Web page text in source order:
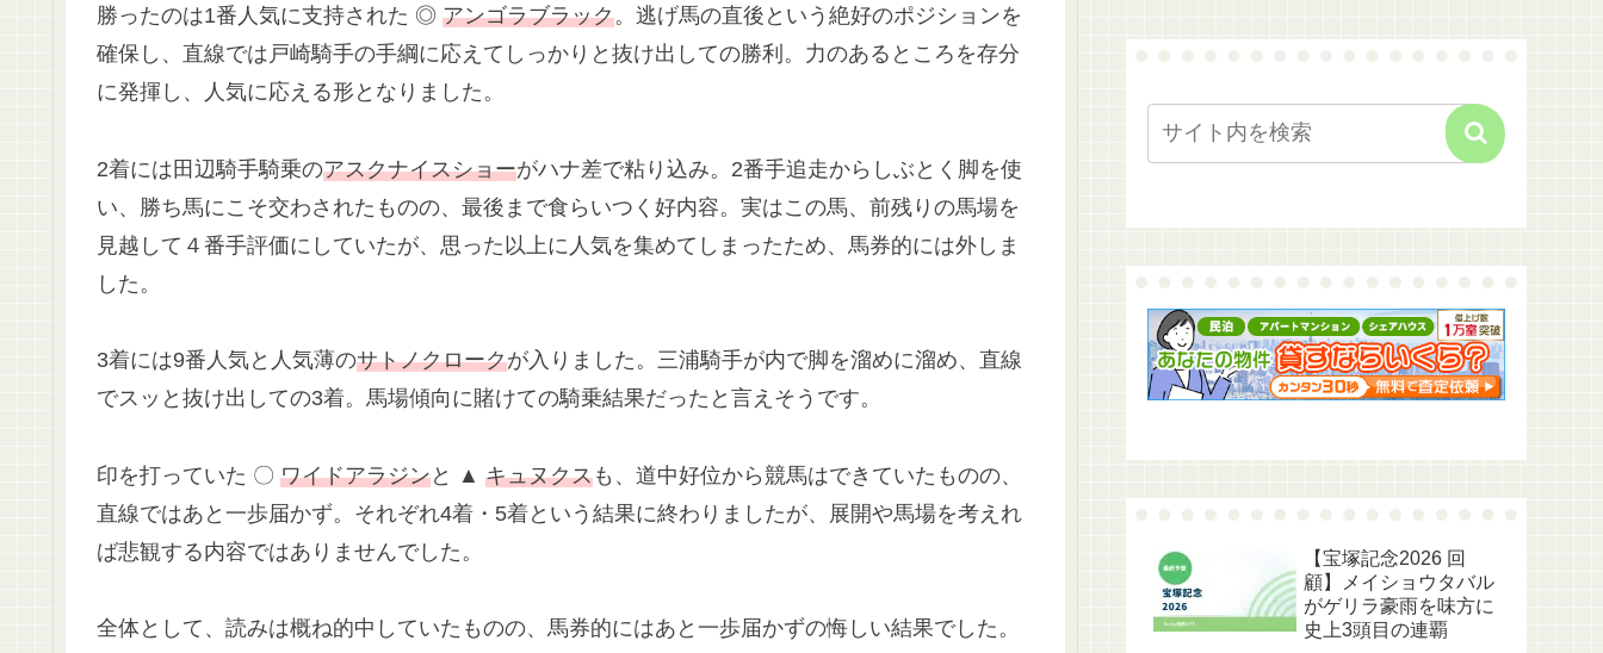
勝ったのは1番人気に支持された ◎ アンゴラブラック。逃げ馬の直後という絶好のポジションを
確保し、直線では戸崎騎手の手綱に応えてしっかりと抜け出しての勝利。力のあるところを存分
に発揮し、人気に応える形となりました。
2着には田辺騎手騎乗のアスクナイスショーがハナ差で粘り込み。2番手追走からしぶとく脚を使
い、勝ち馬にこそ交わされたものの、最後まで食らいつく好内容。実はこの馬、前残りの馬場を
見越して４番手評価にしていたが、思った以上に人気を集めてしまったため、馬券的には外しま
した。
3着には9番人気と人気薄のサトノクロークが入りました。三浦騎手が内で脚を溜めに溜め、直線
でスッと抜け出しての3着。馬場傾向に賭けての騎乗結果だったと言えそうです。
印を打っていた 〇 ワイドアラジンと ▲ キュヌクスも、道中好位から競馬はできていたものの、
直線ではあと一歩届かず。それぞれ4着・5着という結果に終わりましたが、展開や馬場を考えれ
ば悲観する内容ではありませんでした。
全体として、読みは概ね的中していたものの、馬券的にはあと一歩届かずの悔しい結果でした。
【宝塚記念2026 回
顧】メイショウタバル
がゲリラ豪雨を味方に
史上3頭目の連覇